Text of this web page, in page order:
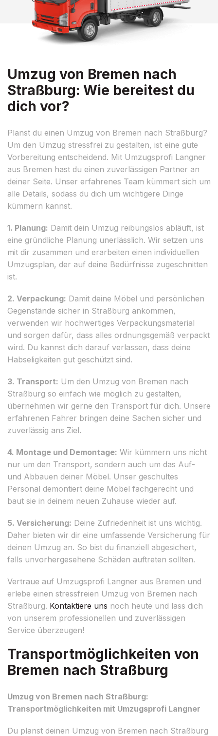
Umzug von Bremen nach
Straßburg: Wie bereitest du
dich vor?
Planst du einen Umzug von Bremen nach Straßburg?
Um den Umzug stressfrei zu gestalten, ist eine gute
Vorbereitung entscheidend. Mit Umzugsprofi Langner
aus Bremen hast du einen zuverlässigen Partner an
deiner Seite. Unser erfahrenes Team kümmert sich um
alle Details, sodass du dich um wichtigere Dinge
kümmern kannst.
1. Planung: Damit dein Umzug reibungslos abläuft, ist
eine gründliche Planung unerlässlich. Wir setzen uns
mit dir zusammen und erarbeiten einen individuellen
Umzugsplan, der auf deine Bedürfnisse zugeschnitten
ist.
2. Verpackung: Damit deine Möbel und persönlichen
Gegenstände sicher in Straßburg ankommen,
verwenden wir hochwertiges Verpackungsmaterial
und sorgen dafür, dass alles ordnungsgemäß verpackt
wird. Du kannst dich darauf verlassen, dass deine
Habseligkeiten gut geschützt sind.
3. Transport: Um den Umzug von Bremen nach
Straßburg so einfach wie möglich zu gestalten,
übernehmen wir gerne den Transport für dich. Unsere
erfahrenen Fahrer bringen deine Sachen sicher und
zuverlässig ans Ziel.
4. Montage und Demontage: Wir kümmern uns nicht
nur um den Transport, sondern auch um das Auf-
und Abbauen deiner Möbel. Unser geschultes
Personal demontiert deine Möbel fachgerecht und
baut sie in deinem neuen Zuhause wieder auf.
5. Versicherung: Deine Zufriedenheit ist uns wichtig.
Daher bieten wir dir eine umfassende Versicherung für
deinen Umzug an. So bist du finanziell abgesichert,
falls unvorhergesehene Schäden auftreten sollten.
Vertraue auf Umzugsprofi Langner aus Bremen und
erlebe einen stressfreien Umzug von Bremen nach
Straßburg. Kontaktiere uns noch heute und lass dich
von unserem professionellen und zuverlässigen
Service überzeugen!
Transportmöglichkeiten von
Bremen nach Straßburg
Umzug von Bremen nach Straßburg:
Transportmöglichkeiten mit Umzugsprofi Langner
Du planst deinen Umzug von Bremen nach Straßburg